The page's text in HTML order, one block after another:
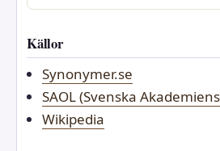
Källor
Synonymer.se
SAOL (Svenska
Wikipedia